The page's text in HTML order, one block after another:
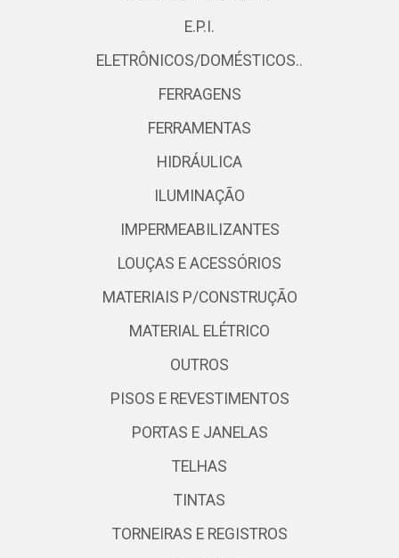
E.P.I.
ELETRÔNICOS/DOMÉSTICOS..
FERRAGENS
FERRAMENTAS
HIDRÁULICA
ILUMINAÇÃO
IMPERMEABILIZANTES
LOUÇAS E ACESSÓRIOS
MATERIAIS P/CONSTRUÇÃO
MATERIAL ELÉTRICO
OUTROS
PISOS E REVESTIMENTOS
PORTAS E JANELAS
TELHAS
TINTAS
TORNEIRAS E REGISTROS